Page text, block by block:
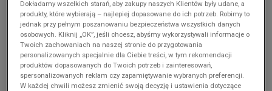
MĘSKIE ADIDAS STREETFLOW
Produkty pochodzą z końcówek aktualnych
kolekcji, ubiegłych sezonów lub z ekspozycji.
Szczegóły.
Dokładamy wszelkich starań, aby zakupy naszych Klientów były udane, a
produkty, które wybierają – najlepiej dopasowane do ich potrzeb. Robimy to
jednak przy pełnym poszanowaniu bezpieczeństwa wszystkich danych
osobowych. Kliknij „OK”, jeśli chcesz, abyśmy wykorzystywali informacje o
Twoich zachowaniach na naszej stronie do przygotowania
personalizowanych specjalnie dla Ciebie treści, w tym rekomendacji
produktów dopasowanych do Twoich potrzeb i zainteresowań,
spersonalizowanych reklam czy zapamiętywanie wybranych preferencji.
W każdej chwili możesz zmienić swoją decyzję i ustawienia dotyczące